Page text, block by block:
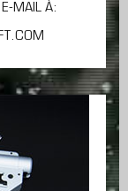
MAIL À: